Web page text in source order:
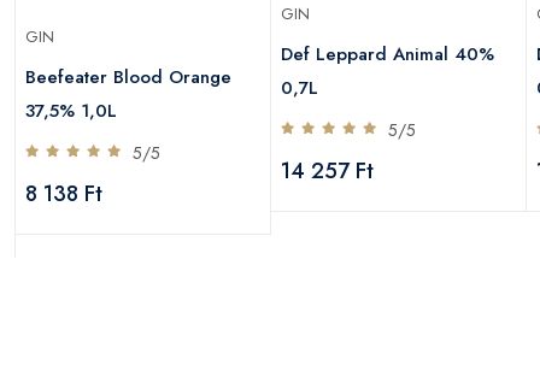
GIN
Beefeater Blood Orange
37,5% 1,0L
5/5
8 138 Ft
GIN
Def Leppard Animal 40%
0,7L
5/5
14 257 Ft